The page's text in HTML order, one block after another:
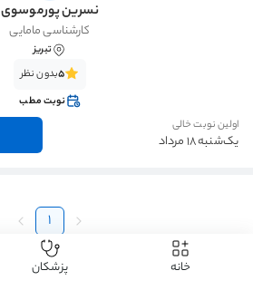
دکتر تعیین جنسیت
نسرین پورموسوی
کارشناسی مامایی
تبریز
5بدون نظر
نوبت مطب
اولین نوبت خالی
یک‌شنبه 18 مرداد
1
خانه پزشکان